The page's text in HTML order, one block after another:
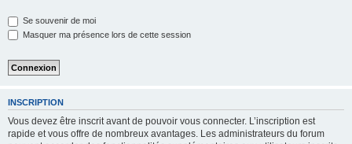
Se souvenir de moi
Masquer ma présence lors de cette session
INSCRIPTION
Vous devez être inscrit avant de pouvoir vous connecter. L’inscription est
rapide et vous offre de nombreux avantages. Les administrateurs du forum